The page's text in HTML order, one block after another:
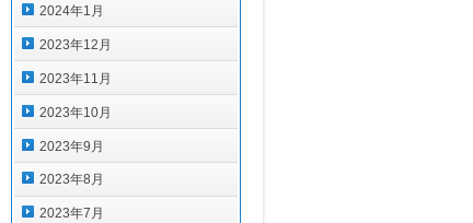
2024年1月
2023年12月
2023年11月
2023年10月
2023年9月
2023年8月
2023年7月